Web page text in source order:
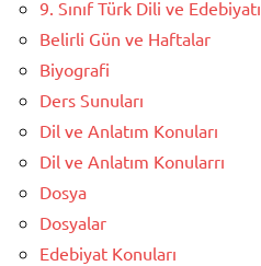
9. Sınıf Türk Dili ve Edebiyatı
Belirli Gün ve Haftalar
Biyografi
Ders Sunuları
Dil ve Anlatım Konuları
Dil ve Anlatım Konularrı
Dosya
Dosyalar
Edebiyat Konuları